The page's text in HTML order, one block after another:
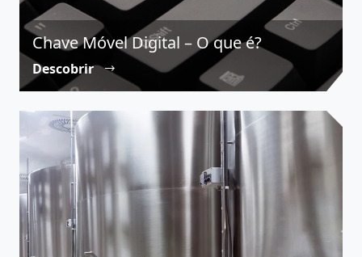
Chave Móvel Digital – O que é?
Descobrir